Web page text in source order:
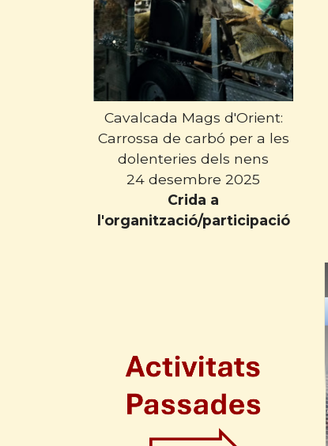
Cavalcada Mags d'Orient:
Carrossa de carbó per a les
dolenteries dels nens
24 desembre 2025
Crida a
l'organització/participació